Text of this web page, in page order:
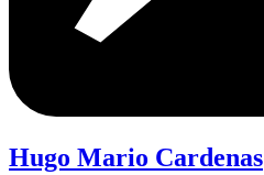
Hugo Mario Cardenas